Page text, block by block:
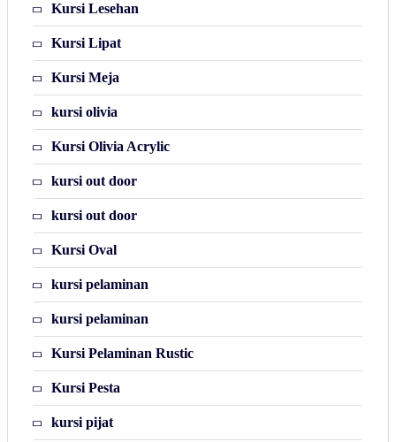
Kursi Lesehan
Kursi Lipat
Kursi Meja
kursi olivia
Kursi Olivia Acrylic
kursi out door
kursi out door
Kursi Oval
kursi pelaminan
kursi pelaminan
Kursi Pelaminan Rustic
Kursi Pesta
kursi pijat